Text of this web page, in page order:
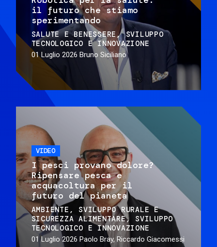
il futuro che stiamo
sperimentando
SALUTE E BENESSERE
SVILUPPO
TECNOLOGICO E INNOVAZIONE
01 Luglio 2026 Bruno Siciliano
VIDEO
I pesci provano dolore?
Ripensare pesca e
acquacoltura per il
futuro del pianeta
AMBIENTE
SVILUPPO RURALE E
SICUREZZA ALIMENTARE
SVILUPPO
TECNOLOGICO E INNOVAZIONE
01 Luglio 2026 Paolo Bray, Riccardo Giacomessi